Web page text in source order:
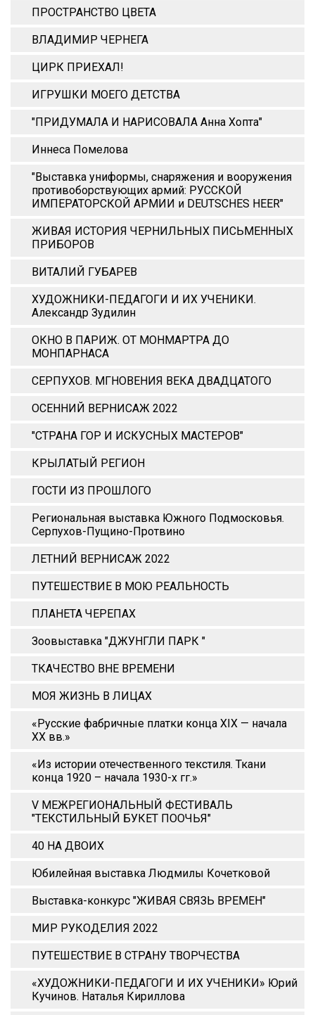
ПРОСТРАНСТВО ЦВЕТА
ВЛАДИМИР ЧЕРНЕГА
ЦИРК ПРИЕХАЛ!
ИГРУШКИ МОЕГО ДЕТСТВА
"ПРИДУМАЛА И НАРИСОВАЛА Анна Xопта"
Иннеса Помелова
"Выставка униформы, снаряжения и вооружения
противоборствующих армий: РУССКОЙ
ИМПЕРАТОРСКОЙ АРМИИ и DEUTSCHES HEER"
ЖИВАЯ ИСТОРИЯ ЧЕРНИЛЬНЫХ ПИСЬМЕННЫХ
ПРИБОРОВ
ВИТАЛИЙ ГУБАРЕВ
ХУДОЖНИКИ-ПЕДАГОГИ И ИХ УЧЕНИКИ.
Александр Зудилин
ОКНО В ПАРИЖ. ОТ МОНМАРТРА ДО
МОНПАРНАСА
СЕРПУХОВ. МГНОВЕНИЯ ВЕКА ДВАДЦАТОГО
ОСЕННИЙ ВЕРНИСАЖ 2022
"СТРАНА ГОР И ИСКУСНЫХ МАСТЕРОВ"
КРЫЛАТЫЙ РЕГИОН
ГОСТИ ИЗ ПРОШЛОГО
Региональная выставка Южного Подмосковья.
Серпухов-Пущино-Протвино
ЛЕТНИЙ ВЕРНИСАЖ 2022
ПУТЕШЕСТВИЕ В МОЮ РЕАЛЬНОСТЬ
ПЛАНЕТА ЧЕРЕПАХ
Зоовыставка "ДЖУНГЛИ ПАРК "
ТКАЧЕСТВО ВНЕ ВРЕМЕНИ
МОЯ ЖИЗНЬ В ЛИЦАХ
«Русские фабричные платки конца XIX — начала
XX вв.»
«Из истории отечественного текстиля. Ткани
конца 1920 – начала 1930-х гг.»
V МЕЖРЕГИОНАЛЬНЫЙ ФЕСТИВАЛЬ
"ТЕКСТИЛЬНЫЙ БУКЕТ ПООЧЬЯ"
40 НА ДВОИХ
Юбилейная выставка Людмилы Кочетковой
Выставка-конкурс "ЖИВАЯ СВЯЗЬ ВРЕМЕН"
МИР РУКОДЕЛИЯ 2022
ПУТЕШЕСТВИЕ В СТРАНУ ТВОРЧЕСТВА
«ХУДОЖНИКИ-ПЕДАГОГИ И ИХ УЧЕНИКИ» Юрий
Кучинов. Наталья Кириллова